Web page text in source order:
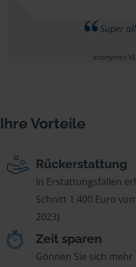
Super
anonymes
Ihre Vorteile
Rückerstattung
In Erstattungsfällen
Schnitt 1.400 Euro
2023)
Zeit sparen
Gönnen Sie sich